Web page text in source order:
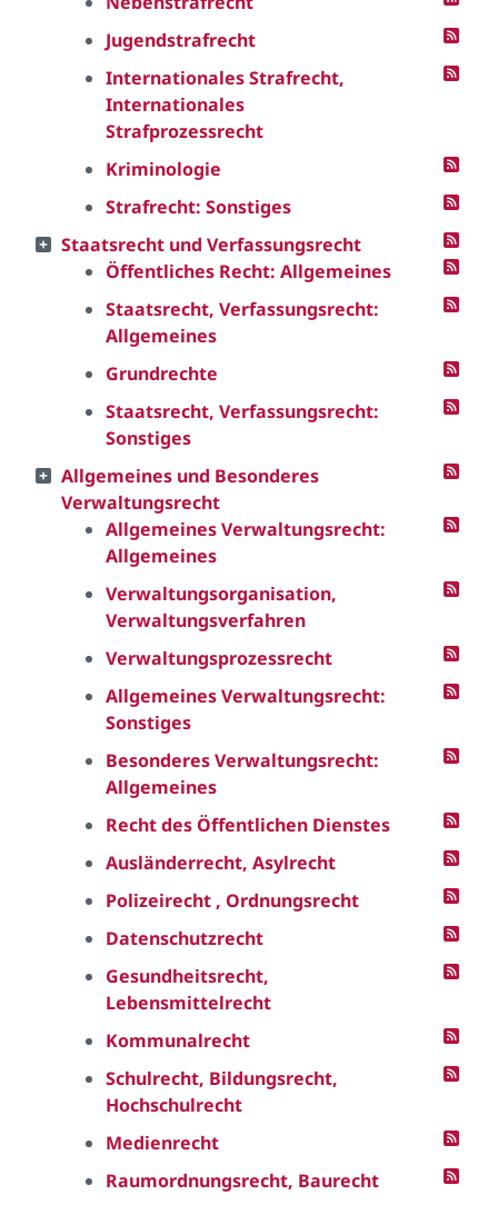
Jugendstrafrecht
Internationales Strafrecht,
Internationales
Strafprozessrecht
Kriminologie
Strafrecht: Sonstiges
Staatsrecht und Verfassungsrecht
Öffentliches Recht: Allgemeines
Staatsrecht, Verfassungsrecht:
Allgemeines
Grundrechte
Staatsrecht, Verfassungsrecht:
Sonstiges
Allgemeines und Besonderes
Verwaltungsrecht
Allgemeines Verwaltungsrecht:
Allgemeines
Verwaltungsorganisation,
Verwaltungsverfahren
Verwaltungsprozessrecht
Allgemeines Verwaltungsrecht:
Sonstiges
Besonderes Verwaltungsrecht:
Allgemeines
Recht des Öffentlichen Dienstes
Ausländerrecht, Asylrecht
Polizeirecht , Ordnungsrecht
Datenschutzrecht
Gesundheitsrecht,
Lebensmittelrecht
Kommunalrecht
Schulrecht, Bildungsrecht,
Hochschulrecht
Medienrecht
Raumordnungsrecht, Baurecht